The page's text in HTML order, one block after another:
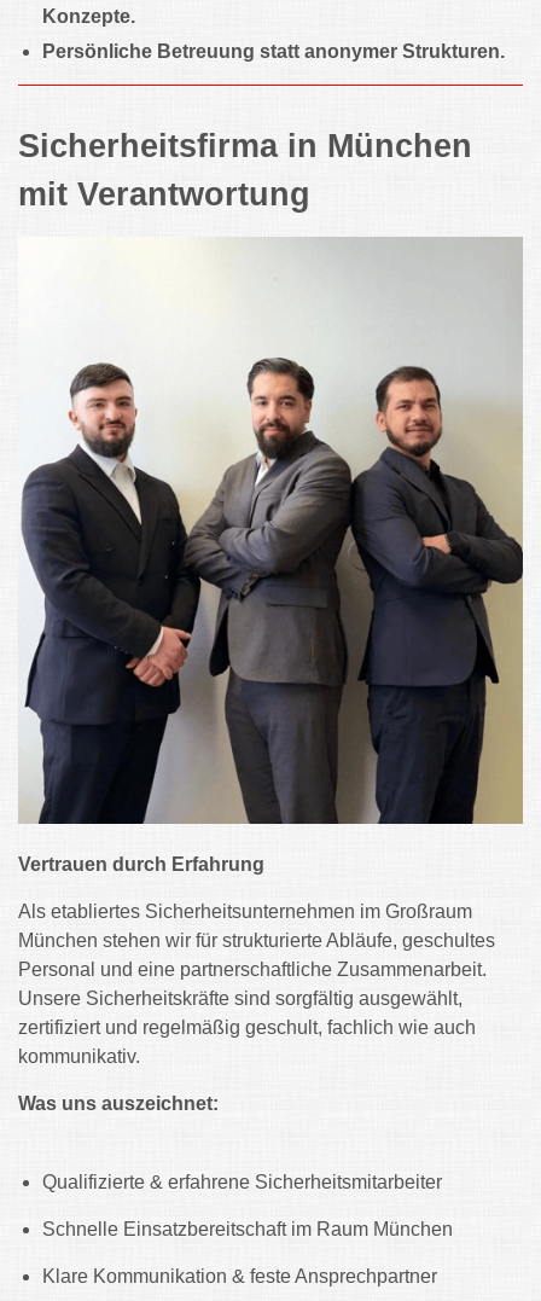
Konzepte.
Persönliche Betreuung statt anonymer Strukturen.
Sicherheitsfirma in München
mit Verantwortung
Vertrauen durch Erfahrung
Als etabliertes Sicherheitsunternehmen im Großraum
München stehen wir für strukturierte Abläufe, geschultes
Personal und eine partnerschaftliche Zusammenarbeit.
Unsere Sicherheitskräfte sind sorgfältig ausgewählt,
zertifiziert und regelmäßig geschult, fachlich wie auch
kommunikativ.
Was uns auszeichnet:
Qualifizierte & erfahrene Sicherheitsmitarbeiter
Schnelle Einsatzbereitschaft im Raum München
Klare Kommunikation & feste Ansprechpartner